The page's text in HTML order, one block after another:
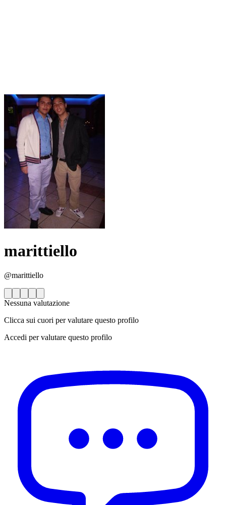
marittiello
@marittiello
Nessuna valutazione
Clicca sui cuori per valutare questo profilo
Accedi per valutare questo profilo